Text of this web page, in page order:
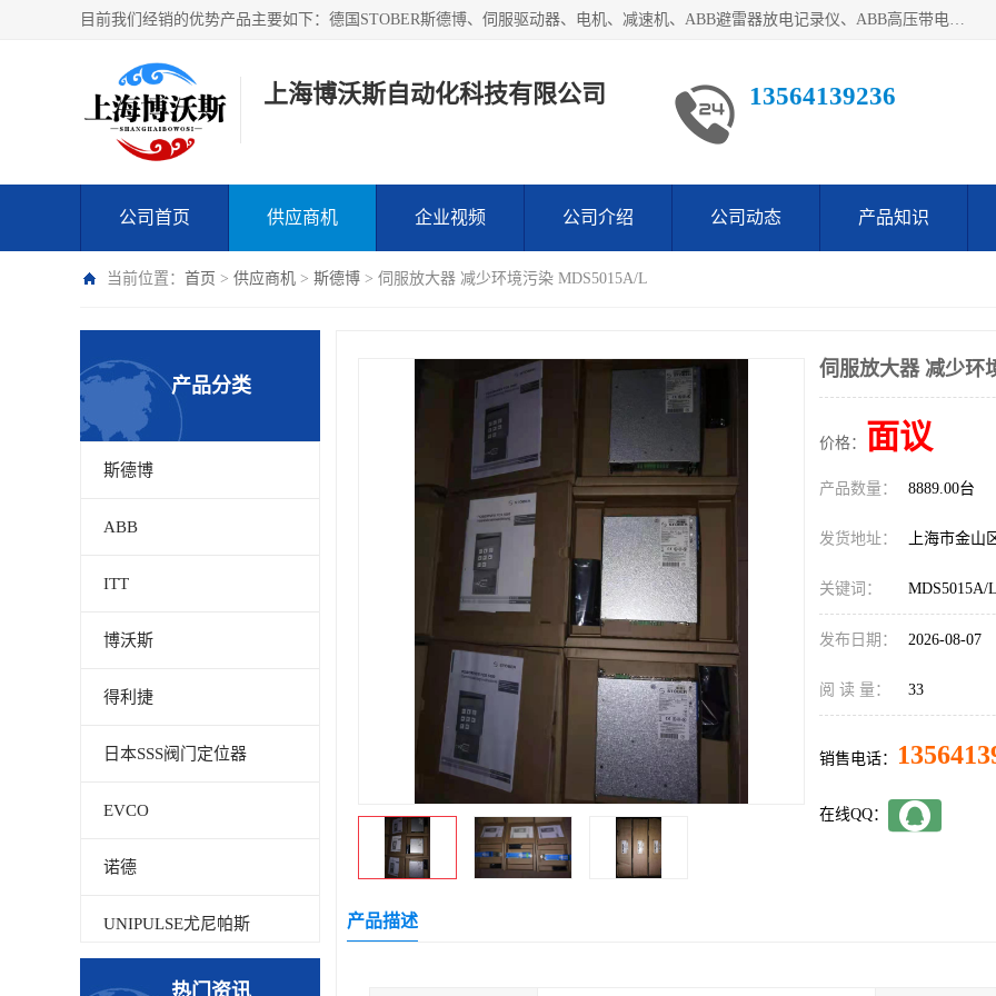
目前我们经销的优势产品主要如下：德国STOBER斯德博、伺服驱动器、电机、减速机、ABB避雷器放电记录仪、ABB高压带电指示器、模拟指示器、柜用照明灯、风机控制器、日本SSS阀门定位器；德国NORD诺德、德国SEW、ITT压力开关、ROSS、伦茨、WEST、ATOS、派克、SSS、三菱、 EVCO、 尤尼帕斯、日本三桥、三菱、威格士、KEB科比等等，品牌众多，无法一一列举！详情来电咨询
上海博沃斯自动化科技有限公司 13564139236
公司首页 供应商机 企业视频 公司介绍 公司动态 产品知识
当前位置： 首页 > 供应商机 > 斯德博 > 伺服放大器 减少环境污染 MDS5015A/L
产品分类
斯德博
ABB
ITT
博沃斯
得利捷
日本SSS阀门定位器
EVCO
诺德
UNIPULSE尤尼帕斯
热门资讯
伺服放大器 减少环
价格： 面议
产品数量： 8889.00台
发货地址： 上海市金山
关键词： MDS5015A/L
发布日期： 2026-08-07
阅 读 量： 33
销售电话：
在线QQ：
产品描述